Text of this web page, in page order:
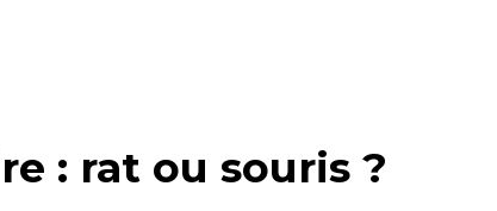
: rat ou souris ?